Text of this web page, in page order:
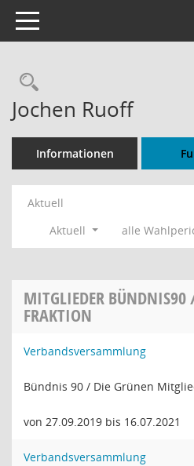
Toggle navigation
Rechercheauswahl
Jochen Ruoff
Informationen
Aktuell
Aktuell
alle
MITGLIEDER BÜNDNIS90
FRAKTION
Verbandsversammlung
Bündnis 90 / Die Grünen
von 27.09.2019 bis 16.07.2021
Verbandsversammlung